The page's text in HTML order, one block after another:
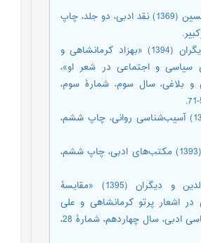
زرین‌کوب، عبدالحسین (1369) نقد ادبی، دو جلد، چاپ
سلیمی، علی و دیگران (1394) «بهزاد کرمانشاهی و
سیاسی و اجتماعی در شعر او»،
بلاغی، سال سوم، شمارۀ سوم،
شاملو، سعید (1375) آسیب‌شناسی روانی، چاپ ششم،
شمیسا، سیروس (1393) مکتب‌های ادبی، چاپ ششم،
کزازی، میرجلال‌الدین و دیگران (1395) «مقایسۀ
در اشعار پرتو کرمانشاهی و علی
الفتی»، زیبایی‌شناسی ادبی، سال چهاردهم، شمارۀ 28،